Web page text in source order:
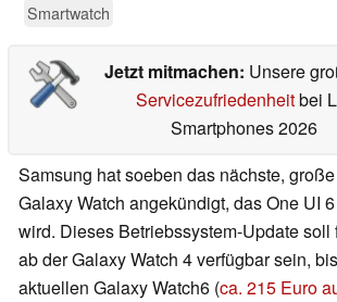
Smartwatch
Jetzt mitmachen: Unsere
Servicezufriedenheitbei
Smartphones 2026
Samsung hat soeben das nächste,
Galaxy Watch angekündigt, das One UI
wird. Dieses Betriebssystem-Update
ab der Galaxy Watch 4 verfügbar sein,
aktuellen Galaxy Watch6 (ca. 215 Euro